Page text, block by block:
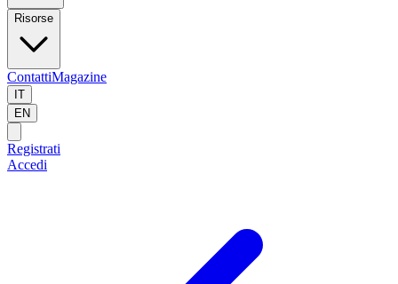
Risorse
ContattiMagazine
IT
EN
Registrati
Accedi